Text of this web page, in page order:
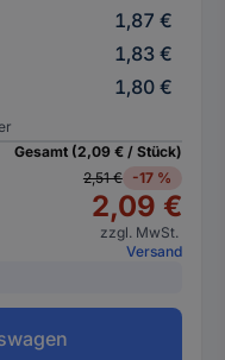
1,87 €
1,83 €
1,80 €
Gesamt (2,09 € / Stück)
2,51 €
-17 %
2,09 €
zzgl. MwSt.
Versand